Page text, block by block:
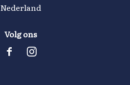
Nederland
Volg ons